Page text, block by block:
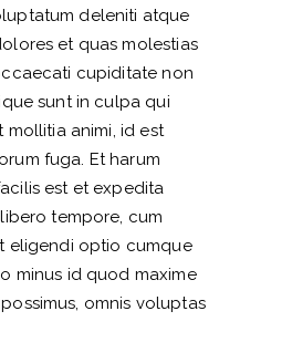
deleniti atque
et quas molestias
cupiditate non
sunt in culpa qui
mollitia animi, id est
fuga. Et harum
est et expedita
tempore, cum
eligendi optio cumque
minus id quod maxime
omnis voluptas